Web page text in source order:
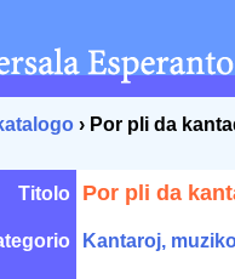
› Por pli da
Titolo Por pli da
Kantaroj,